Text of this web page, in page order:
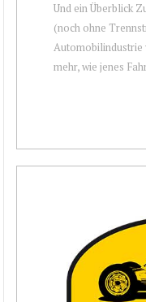
Und ein Überblick
(noch ohne
Automobilindustrie
mehr, wie jenes